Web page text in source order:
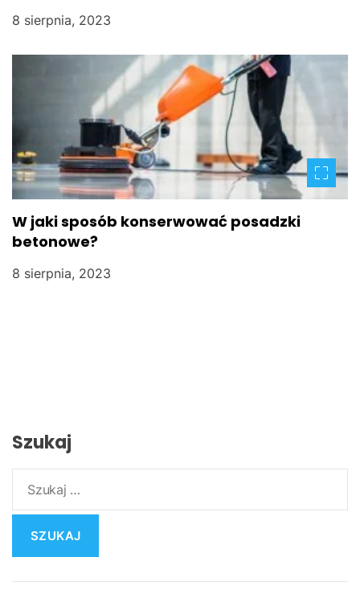
8 sierpnia, 2023
W jaki sposób konserwować posadzki
betonowe?
8 sierpnia, 2023
Szukaj
u
a
j